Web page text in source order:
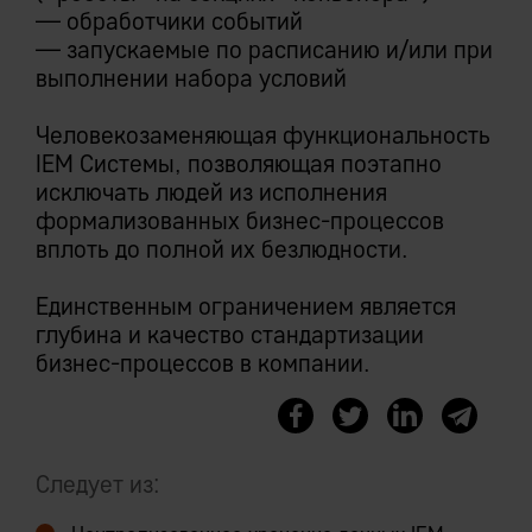
Предикативный доступ реализуется на
уровне сервера приложений, и легко
обходится прямыми SQL-запросами.
Разделение прав доступа к типам
объектов для разных групп
пользователей с учетом вложенности
ролей.
эксплуатации, исключение трудозатрат
на перенос изменений между тестовой и
боевой базами.
Следует из:
Централизованное хранение данных IEM
Системы
единственность
Мультифункциональность закрытой
платформы
Насыщенная модель данных открытого
пространства бизнес-логики
прикладной разработки
— обработчики событий
— запускаемые по расписанию и/или при
выполнении набора условий
Человекозаменяющая функциональность
IEM Системы, позволяющая поэтапно
исключать людей из исполнения
формализованных бизнес-процессов
вплоть до полной их безлюдности.
Единственным ограничением является
глубина и качество стандартизации
бизнес-процессов в компании.
Следует из: